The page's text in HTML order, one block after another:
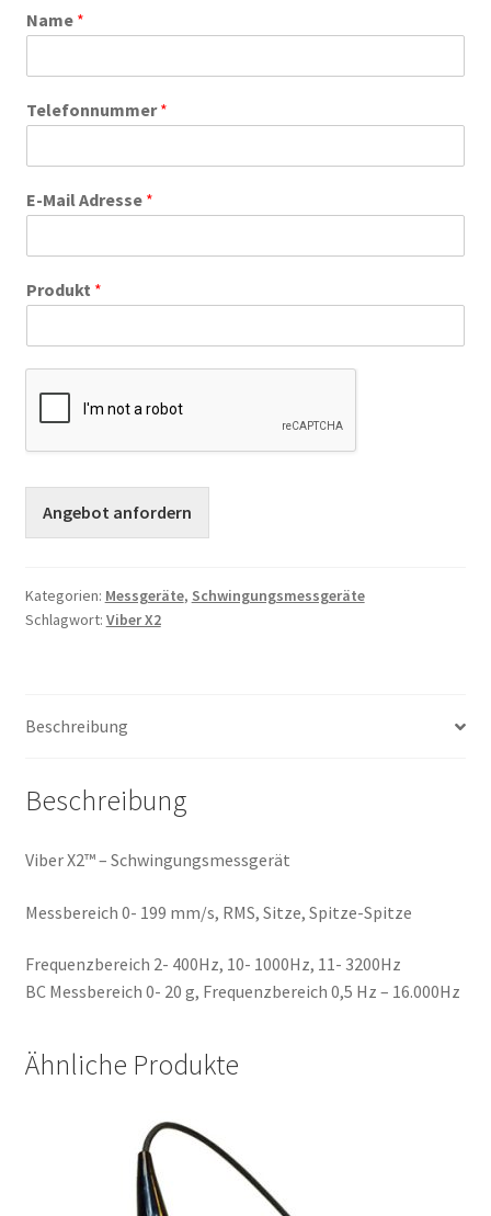
Name *
Telefonnummer*
E-Mail Adresse *
Produkt *
Angebot anfordern
Kategorien: Messgeräte, Schwingungsmessgeräte
Schlagwort: Viber X2
Beschreibung
Beschreibung
Viber X2™ – Schwingungsmessgerät
Messbereich 0- 199 mm/s, RMS, Sitze, Spitze-Spitze
Frequenzbereich 2- 400Hz, 10- 1000Hz, 11- 3200Hz
BC Messbereich 0- 20 g, Frequenzbereich 0,5 Hz – 16.000Hz
Ähnliche Produkte